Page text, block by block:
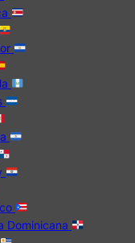
Dominicana